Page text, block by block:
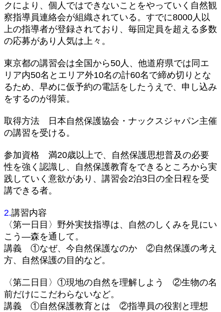
クにより、個人ではできないことをやっていく自然観
察指導員連絡会が組織されている。すでに8000人以
上の指導者が登録されており、毎回定員を超える多数
の応募があり人気は上々。
東京都の講習会は全国から50人、他道府県では同エ
リア内50名とエリア外10名の計60名で締め切りとな
るため、早めに仮予約の電話をしたうえで、申し込み
をするのが得策。
取得方法 日本自然保護協会・ナックスジャパン主催
の講習を受ける。
参加資格 満20歳以上で、自然保護思想普及の必要
性を強く認識し、自然保護教育をできるところから実
践していく意欲があり、講習会2泊3日の全日程を受
講できる者。
2.講習内容
〈第一日目〉野外実技指導は、自然のしくみを見にい
こう―森を通して。
講義 ①なぜ、今自然保護なのか ②自然保護の考え
方、自然保護の目的など。
〈第二日目〉①現地の自然を理解しよう ②生物の名
前だけにこだわらないなど。
講義 ①自然保護教育とは ②指導員の役割と理想